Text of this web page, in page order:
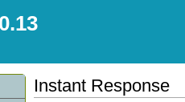
Instant Response